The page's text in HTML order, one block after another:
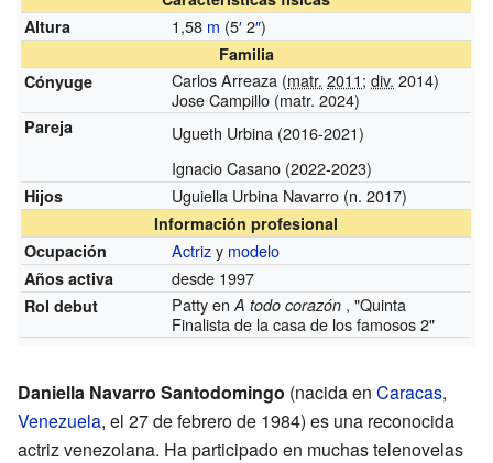
Altura
1,58 m (5′2″)
Familia
Cónyuge
Carlos Arreaza (matr. 2011;div. 2014)
Jose Campillo (matr. 2024)
Pareja
Ugueth Urbina (2016-2021)
Ignacio Casano (2022-2023)
Hijos Uguiella Urbina Navarro (n. 2017)
Información profesional
Ocupación
Actrizy modelo
Años activa desde 1997
Rol debut Patty enA todo corazón , "Quinta
Finalista de la casa de los famosos 2"
Daniella Navarro Santodomingo (nacida en Caracas,
Venezuela, el 27 de febrero de 1984) es una reconocida
actriz venezolana. Ha participado en muchas telenovelas